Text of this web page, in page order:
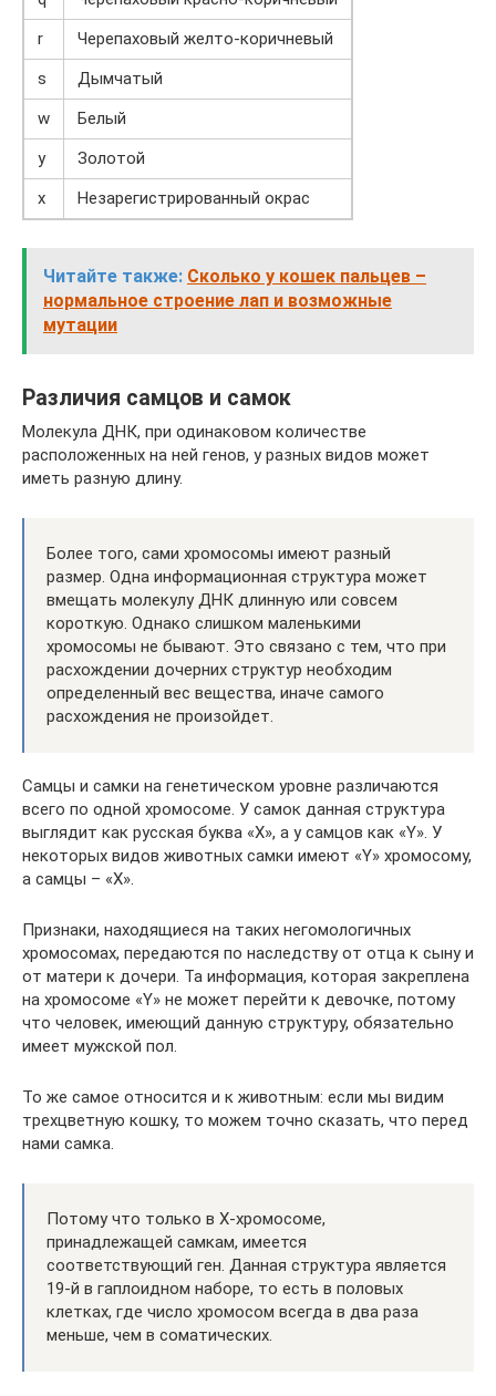
r
Черепаховый желто-коричневый
s
Дымчатый
w
Белый
y
Золотой
x
Незарегистрированный окрас
Читайте также: Сколько у кошек пальцев –
нормальное строение лап и возможные
мутации
Различия самцов и самок
Молекула ДНК, при одинаковом количестве
расположенных на ней генов, у разных видов может
иметь разную длину.
Более того, сами хромосомы имеют разный
размер. Одна информационная структура может
вмещать молекулу ДНК длинную или совсем
короткую. Однако слишком маленькими
хромосомы не бывают. Это связано с тем, что при
расхождении дочерних структур необходим
определенный вес вещества, иначе самого
расхождения не произойдет.
Самцы и самки на генетическом уровне различаются
всего по одной хромосоме. У самок данная структура
выглядит как русская буква «Х», а у самцов как «Y». У
некоторых видов животных самки имеют «Y» хромосому,
а самцы – «Х».
Признаки, находящиеся на таких негомологичных
хромосомах, передаются по наследству от отца к сыну и
от матери к дочери. Та информация, которая закреплена
на хромосоме «Y» не может перейти к девочке, потому
что человек, имеющий данную структуру, обязательно
имеет мужской пол.
То же самое относится и к животным: если мы видим
трехцветную кошку, то можем точно сказать, что перед
нами самка.
Потому что только в Х-хромосоме,
принадлежащей самкам, имеется
соответствующий ген. Данная структура является
19-й в гаплоидном наборе, то есть в половых
клетках, где число хромосом всегда в два раза
меньше, чем в соматических.